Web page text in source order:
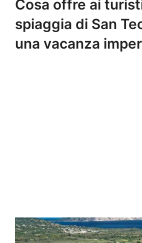
Cosa offre ai
spiaggia di San
una vacanza